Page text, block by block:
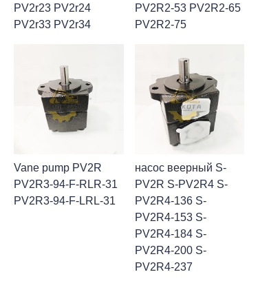
PV2r23 PV2r24
PV2r33 PV2r34
PV2R2-53 PV2R2-65
PV2R2-75
Vane pump PV2R
PV2R3-94-F-RLR-31
PV2R3-94-F-LRL-31
насос веерный S-
PV2R S-PV2R4 S-
PV2R4-136 S-
PV2R4-153 S-
PV2R4-184 S-
PV2R4-200 S-
PV2R4-237